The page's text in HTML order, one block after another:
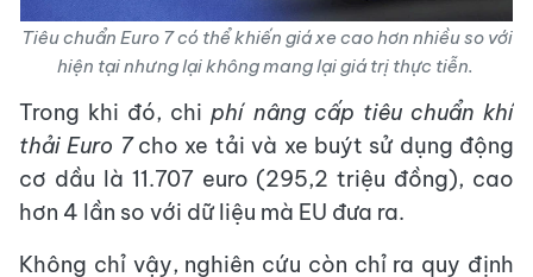
Tiêu chuẩn Euro 7 có thể khiến giá xe cao hơn nhiều so với
hiện tại nhưng lại không mang lại giá trị thực tiễn.
Trong khi đó, chiphí nâng cấp tiêu chuẩn khí
thải Euro 7cho xe tải và xe buýt sử dụng động
cơ dầu là 11.707 euro (295,2 triệu đồng), cao
hơn 4 lần so với dữ liệu mà EU đưa ra.
Không chỉ vậy, nghiên cứu còn chỉ ra quy định